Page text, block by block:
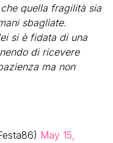
quella fragilità sia
sbagliate.
si è fidata di una
di ricevere
ma non
May 15,